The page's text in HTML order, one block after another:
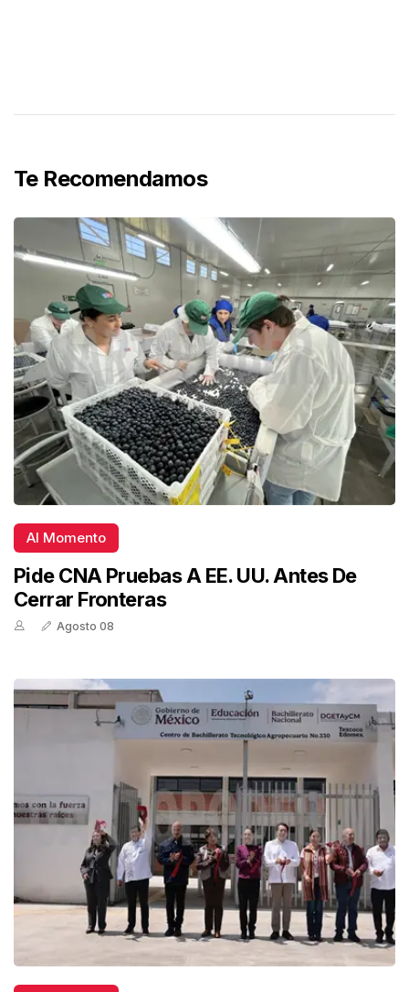
Te Recomendamos
Al Momento
Pide CNA Pruebas A EE. UU. Antes De
Cerrar Fronteras
Agosto 08